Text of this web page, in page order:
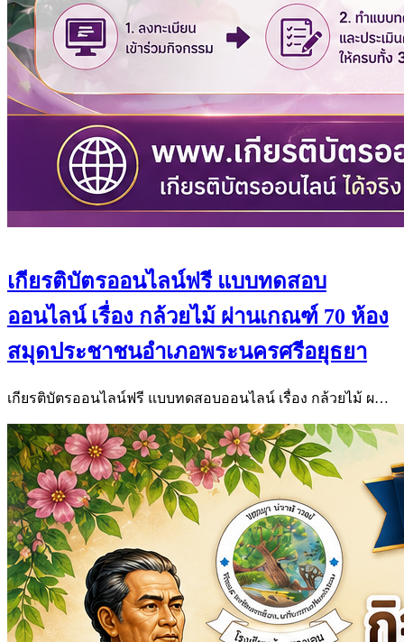
เกียรติบัตรออนไลน์ฟรี แบบทดสอบ
ออนไลน์ เรื่อง กล้วยไม้ ผ่านเกณฑ์ 70 ห้อง
สมุดประชาชนอำเภอพระนครศรีอยุธยา
เกียรติบัตรออนไลน์ฟรี แบบทดสอบออนไลน์ เรื่อง กล้วยไม้ ผ…